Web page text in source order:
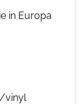
in Europa
vinyl